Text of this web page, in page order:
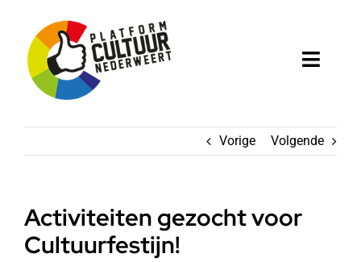
inhoud
Cultuur in Nederweert
Projecten
Vorige Volgende
Activiteiten gezocht voor
Cultuurfestijn!